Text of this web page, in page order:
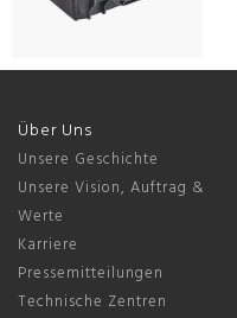
Über Uns
Unsere Geschichte
Unsere Vision, Auftrag &
Werte
Karriere
Pressemitteilungen
Technische Zentren